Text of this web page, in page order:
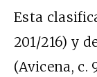
Esta
201/216) y
(Avicena, c.